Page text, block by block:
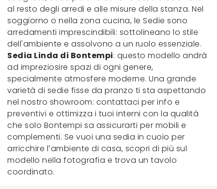
al resto degli arredi e alle misure della stanza. Nel
soggiorno o nella zona cucina, le Sedie sono
arredamenti imprescindibili: sottolineano lo stile
dell'ambiente e assolvono a un ruolo essenziale.
Sedia Linda di Bontempi: questo modello andrà
ad impreziosire spazi di ogni genere,
specialmente atmosfere moderne. Una grande
varietà di sedie fisse da pranzo ti sta aspettando
nel nostro showroom: contattaci per info e
preventivi e ottimizza i tuoi interni con la qualità
che solo Bontempi sa assicurarti per mobili e
complementi. Se vuoi una sedia in cuoio per
arricchire l’ambiente di casa, scopri di più sul
modello nella fotografia e trova un tavolo
coordinato.